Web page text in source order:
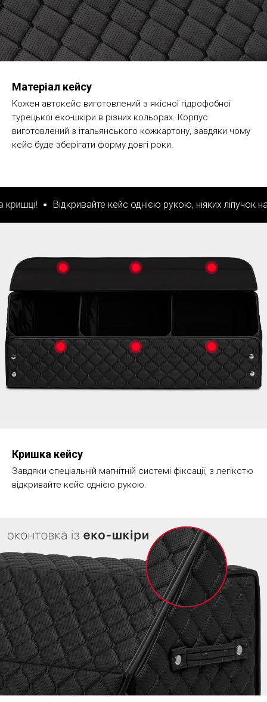
Матеріал кейсу
Кожен автокейс виготовлений з якісної гідрофобної
турецької еко-шкіри в різних кольорах. Корпус
виготовлений з італьянського кожкартону, завдяки чому
кейс буде зберігати форму довгі роки.
Відкривайте кейс однією рукою, ніяких ліпучок на
Кришка кейсу
Завдяки спеціальній магнітній системі фіксації, з легікстю
відкривайте кейс однією рукою.